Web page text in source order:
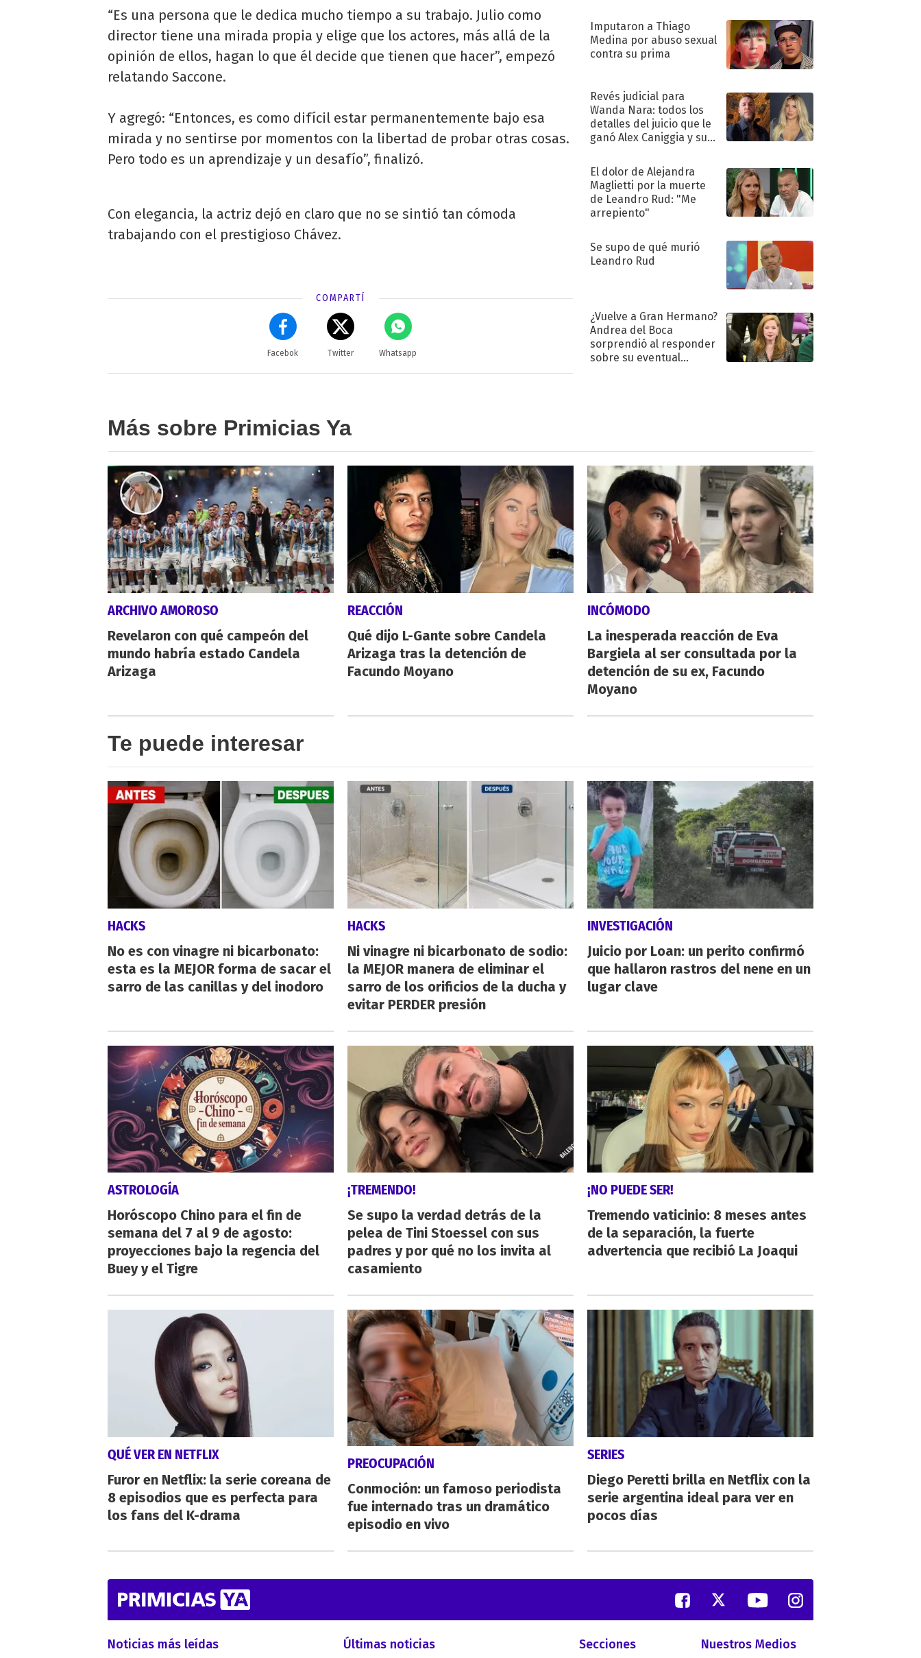
“Es una persona que le dedica mucho tiempo a su trabajo. Julio como
director tiene una mirada propia y elige que los actores, más allá de la
opinión de ellos, hagan lo que él decide que tienen que hacer”, empezó
relatando Saccone.
Y agregó: “Entonces, es como difícil estar permanentemente bajo esa
mirada y no sentirse por momentos con la libertad de probar otras cosas.
Pero todo es un aprendizaje y un desafío”, finalizó.
Con elegancia, la actriz dejó en claro que no se sintió tan cómoda
trabajando con el prestigioso Chávez.
COMPARTÍ
Facebok Twitter Whatsapp
Imputaron a Thiago
Medina por abuso sexual
contra su prima
Revés judicial para
Wanda Nara: todos los
detalles del juicio que le
ganó Alex Caniggia y sus
El dolor de Alejandra
Maglietti por la muerte
de Leandro Rud: "Me
arrepiento"
Se supo de qué murió
Leandro Rud
¿Vuelve a Gran Hermano?
Andrea del Boca
sorprendió al responder
sobre su eventual
Más sobre Primicias Ya
ARCHIVO AMOROSO
Revelaron con qué campeón del
mundo habría estado Candela
Arizaga
REACCIÓN
Qué dijo L-Gante sobre Candela
Arizaga tras la detención de
Facundo Moyano
INCÓMODO
La inesperada reacción de Eva
Bargiela al ser consultada por la
detención de su ex, Facundo
Moyano
Te puede interesar
HACKS
No es con vinagre ni bicarbonato:
esta es la MEJOR forma de sacar el
sarro de las canillas y del inodoro
HACKS
Ni vinagre ni bicarbonato de sodio:
la MEJOR manera de eliminar el
sarro de los orificios de la ducha y
evitar PERDER presión
INVESTIGACIÓN
Juicio por Loan: un perito confirmó
que hallaron rastros del nene en un
lugar clave
ASTROLOGÍA
Horóscopo Chino para el fin de
semana del 7 al 9 de agosto:
proyecciones bajo la regencia del
Buey y el Tigre
¡TREMENDO!
Se supo la verdad detrás de la
pelea de Tini Stoessel con sus
padres y por qué no los invita al
casamiento
¡NO PUEDE SER!
Tremendo vaticinio: 8 meses antes
de la separación, la fuerte
advertencia que recibió La Joaqui
QUÉ VER EN NETFLIX
Furor en Netflix: la serie coreana de
8 episodios que es perfecta para
los fans del K-drama
PREOCUPACIÓN
Conmoción: un famoso periodista
fue internado tras un dramático
episodio en vivo
SERIES
Diego Peretti brilla en Netflix con la
serie argentina ideal para ver en
pocos días
Noticias más leídas Últimas noticias Secciones Nuestros Medios